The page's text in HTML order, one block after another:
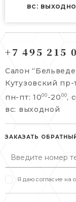
вс:
пн-пт:
сб, вс:
+7 495 477
пн-пт:
сб:
+7 495 215
Салон
Кутузовский пр-
пн-пт: 1000 -20 00,
вс: выходной
ЗАКАЗАТЬ
Я даю согласие на